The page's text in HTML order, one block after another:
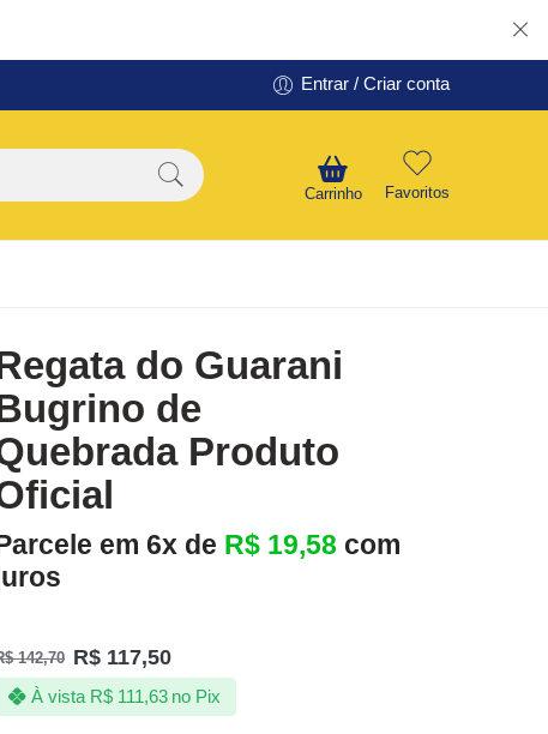
Entrar / Criar conta
Carrinho Favoritos
do Guarani
de
Produto
em 6x de R$ 19,58 com
142,70 R$ 117,50
À vista R$111,63 no Pix